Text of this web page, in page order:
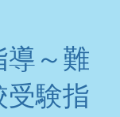
導～難
受験指